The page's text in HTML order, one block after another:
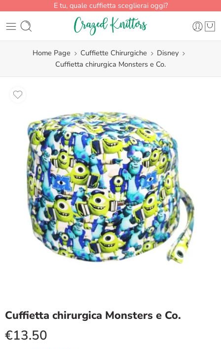
E tu, quale cuffietta sceglierai oggi?
Home Page Cuffiette Chirurgiche
Disney
Cuffietta chirurgica Monsters e Co.
Cuffietta chirurgica Monsters e Co.
€13.50